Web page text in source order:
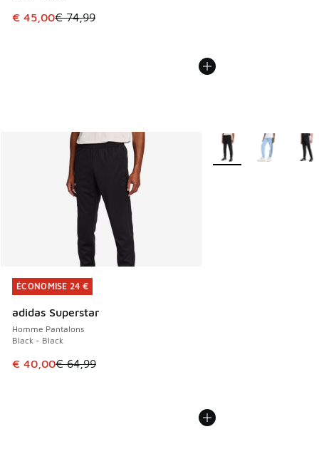
Cet article est en promotion. Prix en baisse de € 74,99 à
€ 45,00€ 74,99
ÉCONOMISE 24 €
adidas Superstar
Homme Pantalons
Black - Black
Cet article est en promotion. Prix en baisse de € 64,99 à
€ 40,00€ 64,99
ÉCONOMISE 24 €
Plus de couleurs